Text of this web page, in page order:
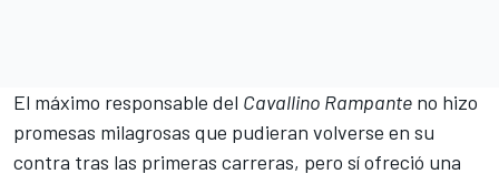
El máximo responsable del Cavallino Rampante no hizo
promesas milagrosas que pudieran volverse en su
contra tras las primeras carreras, pero sí ofreció una